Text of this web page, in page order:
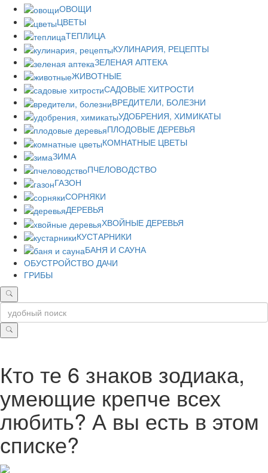
ОВОЩИ
ЦВЕТЫ
ТЕПЛИЦА
КУЛИНАРИЯ, РЕЦЕПТЫ
ЗЕЛЕНАЯ АПТЕКА
ЖИВОТНЫЕ
САДОВЫЕ ХИТРОСТИ
ВРЕДИТЕЛИ, БОЛЕЗНИ
УДОБРЕНИЯ, ХИМИКАТЫ
ПЛОДОВЫЕ ДЕРЕВЬЯ
КОМНАТНЫЕ ЦВЕТЫ
ЗИМА
ПЧЕЛОВОДСТВО
ГАЗОН
СОРНЯКИ
ДЕРЕВЬЯ
ХВОЙНЫЕ ДЕРЕВЬЯ
КУСТАРНИКИ
БАНЯ И САУНА
ОБУСТРОЙСТВО ДАЧИ
ГРИБЫ
Кто те 6 знаков зодиака,
умеющие крепче всех
любить? А вы есть в этом
списке?